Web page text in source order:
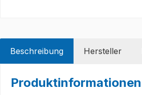
Beschreibung Hersteller
Produktinformationen